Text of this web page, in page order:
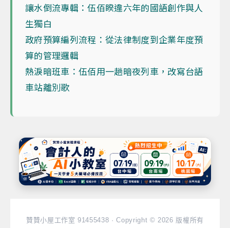
讓水倒流專輯：伍佰睽違六年的國語創作與人
生獨白
政府預算編列流程：從法律制度到企業年度預
算的管理邏輯
熱淚暗班車：伍佰用一趟暗夜列車，改寫台語
車站離別歌
贊贊小屋工作室 91455438 · Copyright © 2026 版權所有